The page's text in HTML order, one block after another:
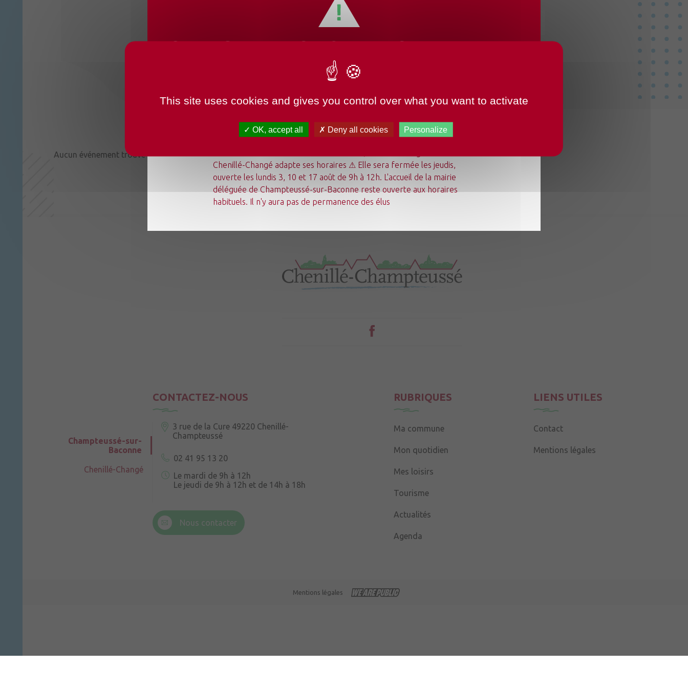
Ma commune
Mon quotidien
Mes loisirs
Tourisme
Lancer la recherche
Aucun événement trouvé
CONTACTEZ-NOUS
Champteussé-sur-
Baconne
Chenillé-Changé
3 rue de la Cure 49220 Chenillé-
Champteussé
02 41 95 13 20
Le mardi de 9h à 12h
Le jeudi de 9h à 12h et de 14h à 18h
Nous contacter
RUBRIQUES
Ma commune
Mon quotidien
Mes loisirs
Tourisme
Actualités
Agenda
LIENS UTILES
Contact
Mentions légales
Mentions légales
CHANGEMENTS HORAIRES
OUVERTURE MAIRIE
Chenillé-Changé adapte ses horaires ⚠ Elle sera fermée les jeudis,
ouverte les lundis 3, 10 et 17 août de 9h à 12h. L'accueil de la mairie
déléguée de Champteussé-sur-Baconne reste ouverte aux horaires
habituels. Il n'y aura pas de permanence des élus
This site uses cookies and gives you control over what you want to activate
OK, accept all Deny all cookies Personalize